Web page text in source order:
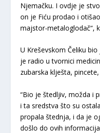
Njemačku. I ovdje je
on je Fiću prodao i
majstor-metaloglodač“,
U Kreševskom Čeliku
je radio u tvornici
zubarska klješta,
“Bio je štedljiv, možda i
i ta sredstva što su
propala štednja, i da je
došlo do ovih